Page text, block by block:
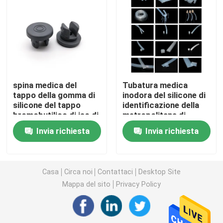
Accessori della siringa
Accessori della raccolta del sangue
Tappo di gomma butilica
Parti precompilate della siringa
Metropolitana medica del silicone
Metropolitana di drenaggio
spina medica del
tappo della gomma di
silicone del tappo
bromobutilico di iso di
20mm
Invia richiesta
Tubatura medica
inodora del silicone di
identificazione della
metropolitana di
gomma 2mm del
siliconeInvia richiesta
Casa Circa noi Contattaci
Desktop Site
Mappa del sito
Privacy Policy